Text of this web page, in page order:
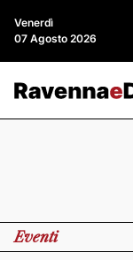
Venerdì
07 Agosto 2026
Eventi